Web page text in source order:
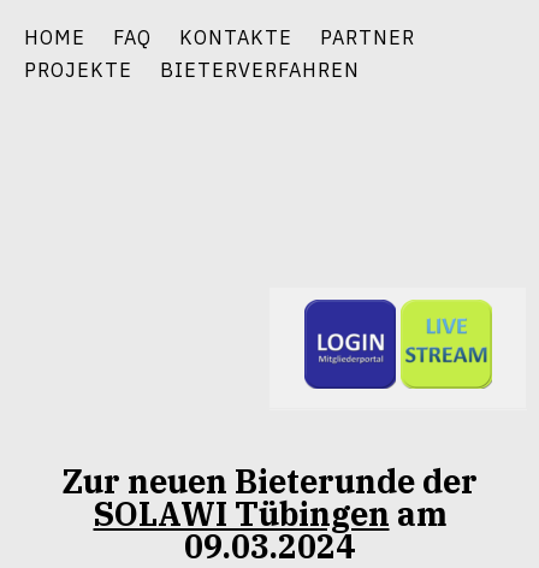
Inhalt
springen
HOME FAQ KONTAKTE
PARTNER
PROJEKTE
BIETERVERFAHREN
Zur neuen Bieterunde der
SOLAWI Tübingen am
09.03.2024